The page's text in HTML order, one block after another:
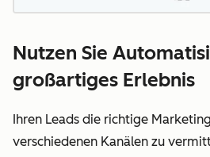
Nutzen Sie
großartiges Erlebnis
Ihren Leads die richtige
verschiedenen Kanälen zu